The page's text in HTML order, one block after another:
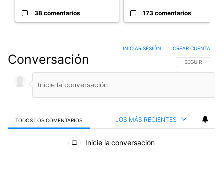
38 comentarios 173 comentarios
Conversación SIGA ESTA
SEGUIR
INICIAR SESIÓN CREAR CUENTA
TODOS LOS COMENTARIOS LOS MÁS RECIENTES
Todos los comentarios
Inicie la conversación